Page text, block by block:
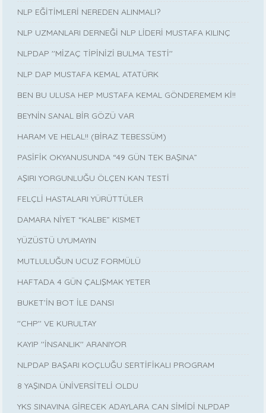
NLP EĞİTİMLERİ NEREDEN ALINMALI?
NLP UZMANLARI DERNEĞİ NLP LİDERİ MUSTAFA KILINÇ
NLPDAP ''MİZAÇ TİPİNİZİ BULMA TESTİ''
NLP DAP MUSTAFA KEMAL ATATÜRK
BEN BU ULUSA HEP MUSTAFA KEMAL GÖNDEREMEM Kİ!!
BEYNİN SANAL BİR GÖZÜ VAR
HARAM VE HELAL!! (BİRAZ TEBESSÜM)
PASİFİK OKYANUSUNDA “49 GÜN TEK BAŞINA”
AŞIRI YORGUNLUĞU ÖLÇEN KAN TESTİ
FELÇLİ HASTALARI YÜRÜTTÜLER
DAMARA NİYET “KALBE” KISMET
YÜZÜSTÜ UYUMAYIN
MUTLULUĞUN UCUZ FORMÜLÜ
HAFTADA 4 GÜN ÇALIŞMAK YETER
BUKET’İN BOT İLE DANSI
''CHP'' VE KURULTAY
KAYIP ''İNSANLIK'' ARANIYOR
NLPDAP BAŞARI KOÇLUĞU SERTİFİKALI PROGRAM
8 YAŞINDA ÜNİVERSİTELİ OLDU
YKS SINAVINA GİRECEK ADAYLARA CAN SİMİDİ NLPDAP